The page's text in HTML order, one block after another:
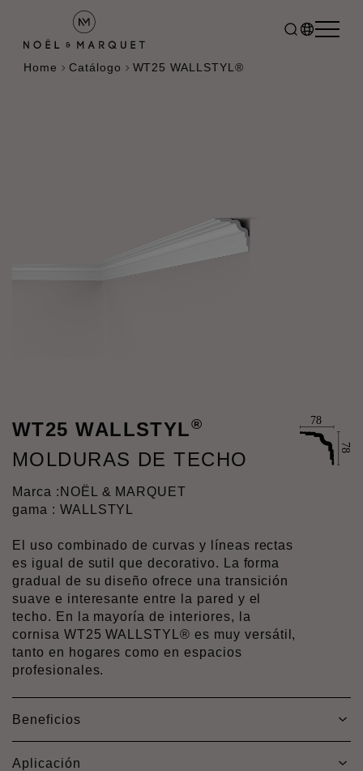
Home Catálogo WT25 WALLSTYL®
WT25 WALLSTYL®
MOLDURAS DE TECHO
Marca : NOËL & MARQUET
gama : WALLSTYL
El uso combinado de curvas y líneas rectas
es igual de sutil que decorativo. La forma
gradual de su diseño ofrece una transición
suave e interesante entre la pared y el
techo. En la mayoría de interiores, la
cornisa WT25 WALLSTYL® es muy versátil,
tanto en hogares como en espacios
profesionales.
Beneficios
Aplicación